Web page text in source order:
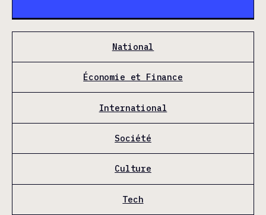
National
Économie et Finance
International
Société
Culture
Tech